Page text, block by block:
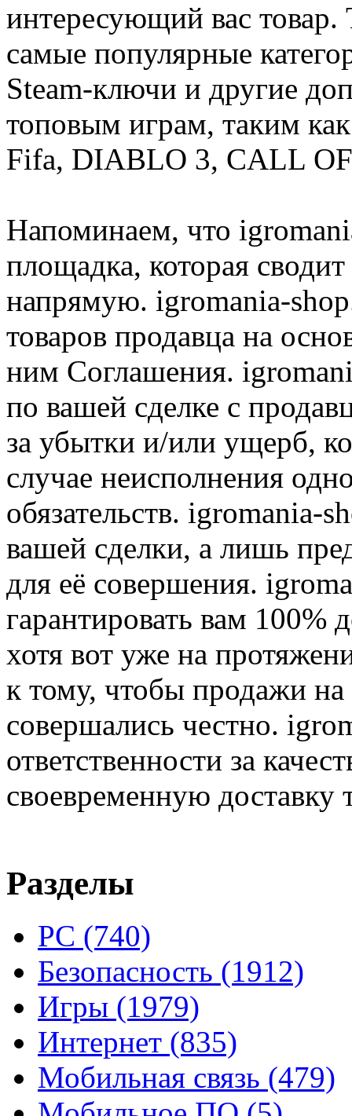
интересующий вас
самые популярные
Steam-ключи и другие
топовым играм, таким
Fifa, DIABLO 3, CALL
Напоминаем, что
площадка, которая
напрямую. igromania-
товаров продавца на
ним Соглашения.
по вашей сделке с
за убытки и/или ущерб,
случае неисполнения
обязательств. igromania-
вашей сделки, а лишь
для её совершения.
гарантировать вам 100%
хотя вот уже на
к тому, чтобы продажи
совершались честно.
ответственности за
своевременную доставку
Разделы
PC (740)
Безопасность (1912)
Игры (1979)
Интернет (835)
Мобильная связь (479)